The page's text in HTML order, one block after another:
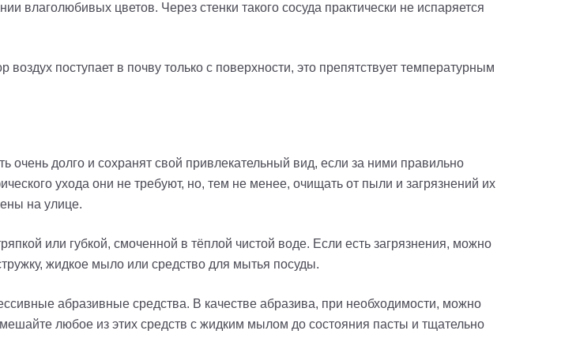
влаголюбивых цветов. Через стенки такого сосуда практически не испаряется
поступает в почву только с поверхности, это препятствует температурным
очень долго и сохранят свой привлекательный вид, если за ними правильно
ухода они не требуют, но, тем не менее, очищать от пыли и загрязнений их
на улице.
или губкой, смоченной в тёплой чистой воде. Если есть загрязнения, можно
жидкое мыло или средство для мытья посуды.
абразивные средства. В качестве абразива, при необходимости, можно
любое из этих средств с жидким мылом до состояния пасты и тщательно